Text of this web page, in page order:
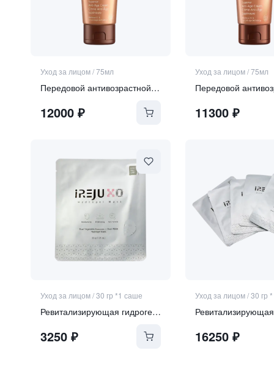
Уход за лицом/75мл
Передовой антивозрастной крем для лица SPF 50
12000₽
Уход за лицом/75мл
11300 ₽
Уход за лицом/30 гр *1 саше
Ревитализирующая гидрогелевая маска с экзосомами и ПДРН
3250₽
Уход за лицом/30 гр
16250 ₽